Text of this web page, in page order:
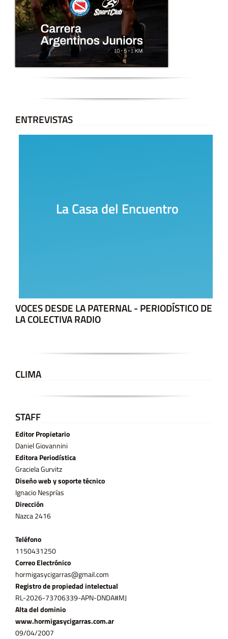
ENTREVISTAS
La Casa del Encuentro
VOCES DESDE LA PATERNAL - PERIODÍSTICO DE
LA COLECTIVA RADIO
CLIMA
STAFF
Editor Propietario
Daniel Giovannini
Editora Periodística
Graciela Gurvitz
Diseño web y soporte técnico
Ignacio Nesprías
Dirección
Nazca 2416
Teléfono
11­50431250
Correo Electrónico
hormigasycigarras@gmail.com
Registro de propiedad intelectual
RL-2026-73706339-APN-DNDA#MJ
Alta del dominio
www.hormigasycigarras.com.ar
09/04/2007